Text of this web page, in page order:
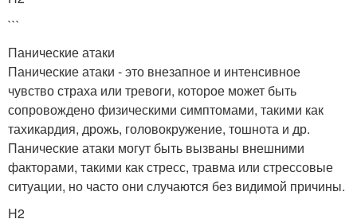
```
Панические атаки
Панические атаки - это внезапное и интенсивное
чувство страха или тревоги, которое может быть
сопровождено физическими симптомами, такими как
тахикардия, дрожь, головокружение, тошнота и др.
Панические атаки могут быть вызваны внешними
факторами, такими как стресс, травма или стрессовые
ситуации, но часто они случаются без видимой причины.
H2